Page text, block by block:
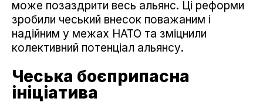
може позаздрити весь альянс. Ці реформи
зробили чеський внесок поважаним і
надійним у межах НАТО та зміцнили
колективний потенціал альянсу.
Чеська боєприпасна
ініціатива